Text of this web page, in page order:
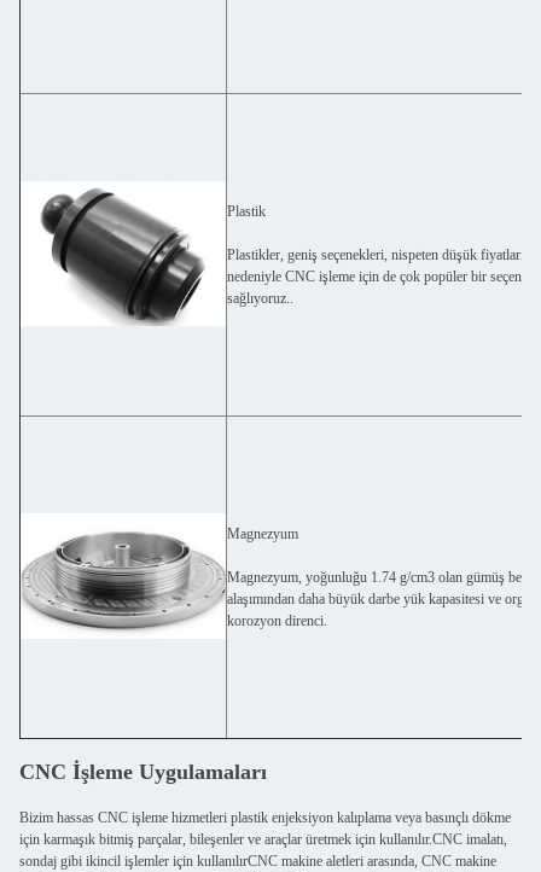
Plastik
Plastikler, geniş seçenekleri, nispeten düşük fiyatları
nedeniyle CNC işleme için de çok popüler bir
sağlıyoruz..
Magnezyum
Magnezyum, yoğunluğu 1.74 g/cm3 olan gümüş
alaşımından daha büyük darbe yük kapasitesi ve
korozyon direnci.
CNC İşleme Uygulamaları
Bizim hassas CNC işleme hizmetleri plastik enjeksiyon kalıplama veya basınçlı dökme
için karmaşık bitmiş parçalar, bileşenler ve araçlar üretmek için kullanılır.CNC imalatı,
sondaj gibi ikincil işlemler için kullanılırCNC makine aletleri arasında, CNC makine